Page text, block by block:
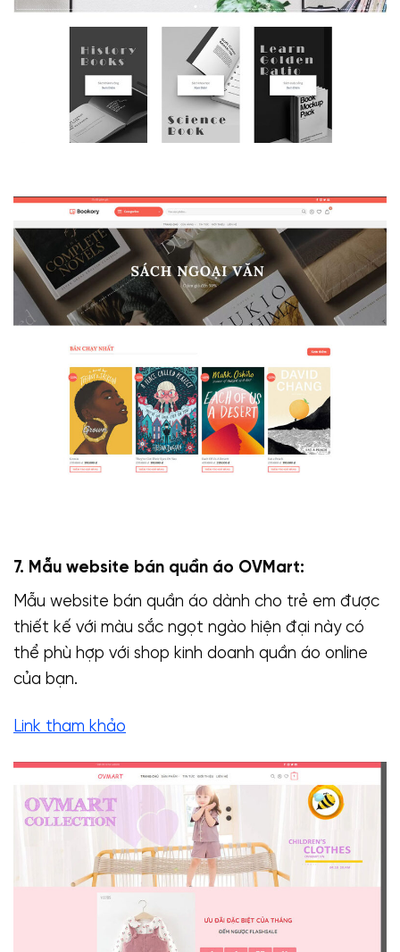
7. Mẫu website bán quần áo OVMart:
Mẫu website bán quần áo dành cho trẻ em được
thiết kế với màu sắc ngọt ngào hiện đại này có
thể phù hợp với shop kinh doanh quần áo online
của bạn.
Link tham khảo